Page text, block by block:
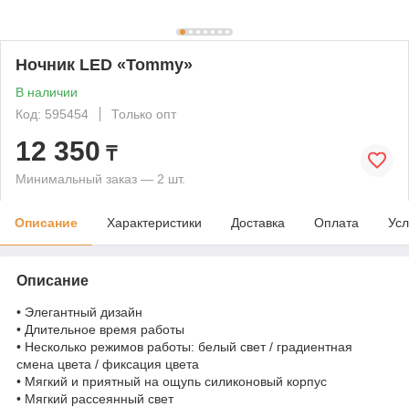
Ночник LED «Tommy»
В наличии
Код: 595454
Только опт
12 350 ₸
Минимальный заказ — 2 шт.
Описание Характеристики Доставка Оплата
Описание
• Элегантный дизайн
• Длительное время работы
• Несколько режимов работы: белый свет / градиентная
смена цвета / фиксация цвета
• Мягкий и приятный на ощупь силиконовый корпус
• Мягкий рассеянный свет